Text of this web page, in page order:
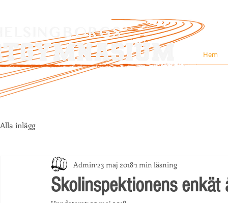
Hem
Alla inlägg
Skolinspektionens enkät
Admin 23 maj 20181 min läsning